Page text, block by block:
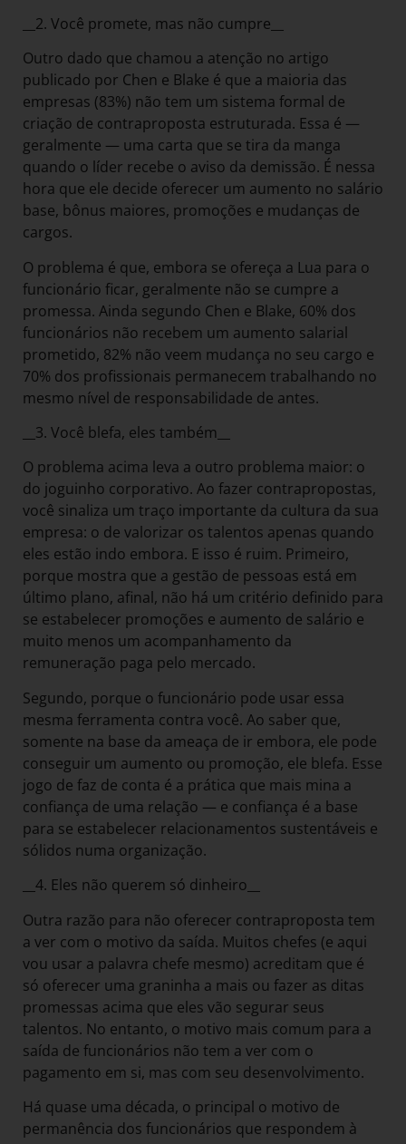
__2. Você promete, mas não cumpre__
Outro dado que chamou a atenção no artigo
publicado por Chen e Blake é que a maioria das
empresas (83%) não tem um sistema formal de
criação de contraproposta estruturada. Essa é —
geralmente — uma carta que se tira da manga
quando o líder recebe o aviso da demissão. É nessa
hora que ele decide oferecer um aumento no salário
base, bônus maiores, promoções e mudanças de
cargos.
O problema é que, embora se ofereça a Lua para o
funcionário ficar, geralmente não se cumpre a
promessa. Ainda segundo Chen e Blake, 60% dos
funcionários não recebem um aumento salarial
prometido, 82% não veem mudança no seu cargo e
70% dos profissionais permanecem trabalhando no
mesmo nível de responsabilidade de antes.
__3. Você blefa, eles também__
O problema acima leva a outro problema maior: o
do joguinho corporativo. Ao fazer contrapropostas,
você sinaliza um traço importante da cultura da sua
empresa: o de valorizar os talentos apenas quando
eles estão indo embora. E isso é ruim. Primeiro,
porque mostra que a gestão de pessoas está em
último plano, afinal, não há um critério definido para
se estabelecer promoções e aumento de salário e
muito menos um acompanhamento da
remuneração paga pelo mercado.
Segundo, porque o funcionário pode usar essa
mesma ferramenta contra você. Ao saber que,
somente na base da ameaça de ir embora, ele pode
conseguir um aumento ou promoção, ele blefa. Esse
jogo de faz de conta é a prática que mais mina a
confiança de uma relação — e confiança é a base
para se estabelecer relacionamentos sustentáveis e
sólidos numa organização.
__4. Eles não querem só dinheiro__
Outra razão para não oferecer contraproposta tem
a ver com o motivo da saída. Muitos chefes (e aqui
vou usar a palavra chefe mesmo) acreditam que é
só oferecer uma graninha a mais ou fazer as ditas
promessas acima que eles vão segurar seus
talentos. No entanto, o motivo mais comum para a
saída de funcionários não tem a ver com o
pagamento em si, mas com seu desenvolvimento.
Há quase uma década, o principal o motivo de
permanência dos funcionários que respondem à